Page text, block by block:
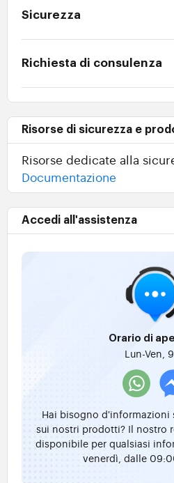
Sicurezza
Richiesta di consulenza
Risorse di sicurezza e
Risorse dedicate alla
Documentazione
Accedi all'assistenza
Orario di
Lun-Ven,
Hai bisogno d'informazioni
sui nostri prodotti? Il nostro
disponibile per qualsiasi
venerdì, dalle